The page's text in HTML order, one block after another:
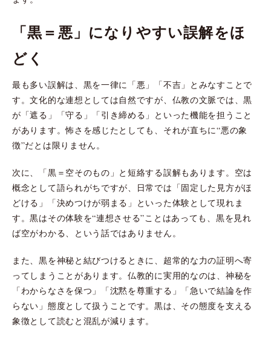
「黒＝悪」になりやすい誤解をほ
どく
最も多い誤解は、黒を一律に「悪」「不吉」とみなすことで
す。文化的な連想としては自然ですが、仏教の文脈では、黒
が「遮る」「守る」「引き締める」といった機能を担うこと
があります。怖さを感じたとしても、それが直ちに“悪の象
徴”だとは限りません。
次に、「黒＝空そのもの」と短絡する誤解もあります。空は
概念として語られがちですが、日常では「固定した見方がほ
どける」「決めつけが弱まる」といった体験として現れま
す。黒はその体験を“連想させる”ことはあっても、黒を見れ
ば空がわかる、という話ではありません。
また、黒を神秘と結びつけるときに、超常的な力の証明へ寄
ってしまうことがあります。仏教的に実用的なのは、神秘を
「わからなさを保つ」「沈黙を尊重する」「急いで結論を作
らない」態度として扱うことです。黒は、その態度を支える
象徴として読むと混乱が減ります。